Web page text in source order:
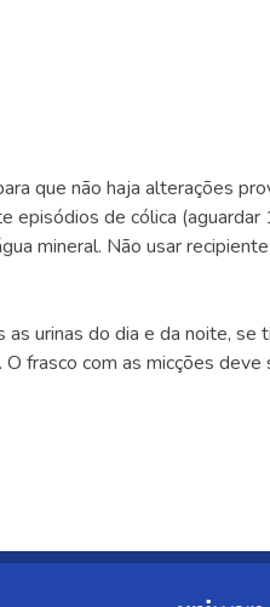
que não haja alterações
episódios de cólica (aguardar
mineral. Não usar
urinas do dia e da noite, se
frasco com as micções deve